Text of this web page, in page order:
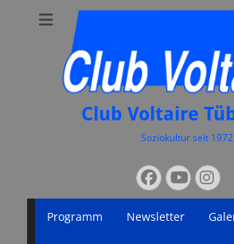
Club Voltaire
Soziokultur seit 1972
nach:
Facebook
Menü
Inhalt
Programm Newsletter